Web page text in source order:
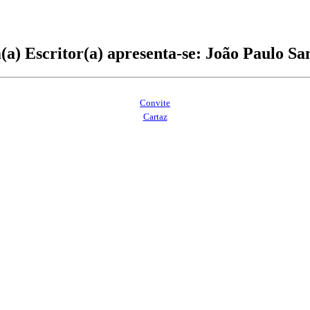
Escritor(a) apresenta-se: João Paulo
Convite
Cartaz